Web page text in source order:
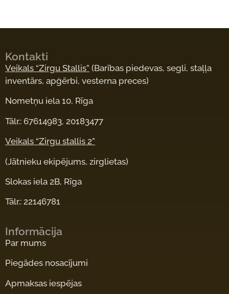
Kontakti
Veikals “Zirgu Stallis” (Barības piedevas, segli, staļļa
inventārs, apģērbi, vesterna preces)
Nometņu iela 10, Rīga
Tālr.: 67614983, 20183477
Veikals “Zirgu stallis 2”
(Jātnieku ekipējums, zirglietas)
Slokas iela 2B, Rīga
Tālr.: 22146781
Informācija
Par mums
Piegādes nosacījumi
Apmaksas iespējas